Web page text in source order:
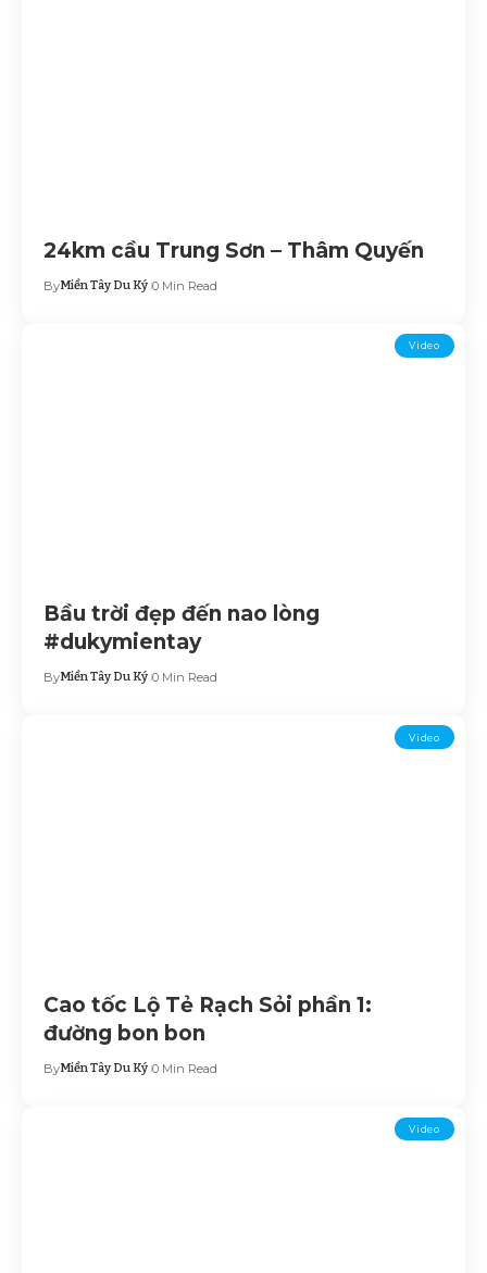
24km cầu Trung Sơn – Thâm Quyến
ByMiền Tây Du Ký 0 Min Read
Video
Bầu trời đẹp đến nao lòng
#dukymientay
ByMiền Tây Du Ký 0 Min Read
Video
Cao tốc Lộ Tẻ Rạch Sỏi phần 1:
đường bon bon
ByMiền Tây Du Ký 0 Min Read
Video